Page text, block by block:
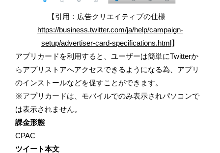
【引用：広告クリエイティブの仕様
https://business.twitter.com/ja/help/campaign-
setup/advertiser-card-specifications.html】
アプリカードを利用すると、ユーザーは簡単にTwitterか
らアプリストアへアクセスできるようになる為、アプリ
のインストールなどを促すことができます。
※アプリカードは、モバイルでのみ表示されパソコンで
は表示されません。
課金形態
CPAC
ツイート本文